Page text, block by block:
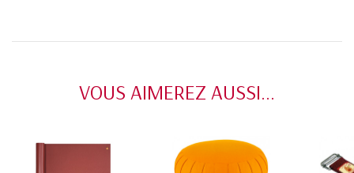
VOUS AIMEREZ AUSSI...